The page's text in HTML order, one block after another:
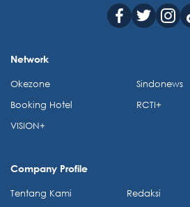
Network
Okezone
Booking Hotel
VISION+
Sindonews
RCTI+
Company Profile
Tentang Kami
Redaksi